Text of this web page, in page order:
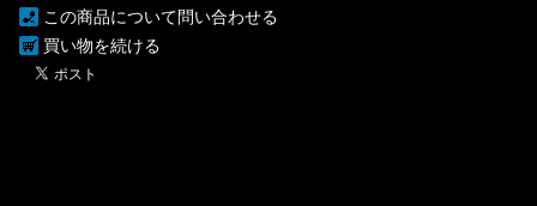
この商品について問い合わせる
買い物を続ける